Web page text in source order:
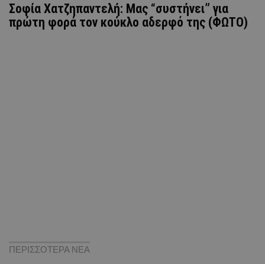
Σοφία Χατζηπαντελή: Μας “συστήνει” για
πρώτη φορά τον κούκλο αδερφό της (ΦΩΤΟ)
ΠΕΡΙΣΣΟΤΕΡΑ ΝΕΑ